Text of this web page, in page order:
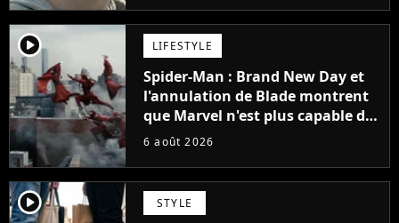
player2 LIFESTYLE
Spider-Man : Brand New Day et
l'annulation de Blade montrent
que Marvel n'est plus capable de
faire quoi que ce soit de simple
6 août 2026
player2 STYLE